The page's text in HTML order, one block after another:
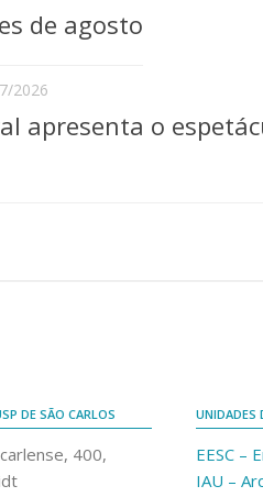
de agosto
2026
apresenta o
DE SÃO CARLOS
400,
UNIDADES
EESC –
IAU –